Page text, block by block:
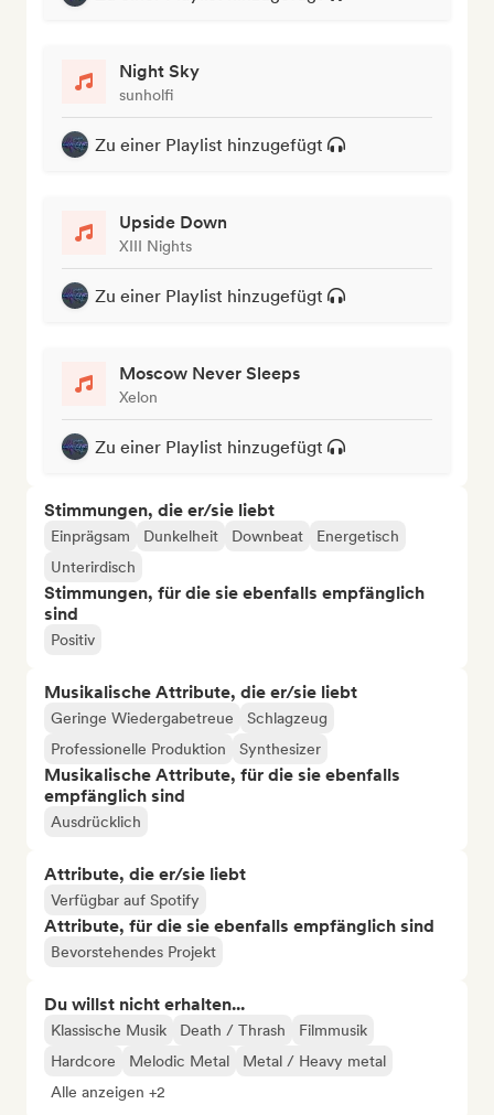
Night Sky
sunholfi
Zu einer Playlist hinzugefügt
Upside Down
XIII Nights
Zu einer Playlist hinzugefügt
Moscow Never Sleeps
Xelon
Zu einer Playlist hinzugefügt
Stimmungen, die er/sie liebt
Einprägsam Dunkelheit Downbeat
Energetisch
Unterirdisch
Stimmungen, für die sie ebenfalls empfänglich
sind
Positiv
Musikalische Attribute, die er/sie liebt
Geringe Wiedergabetreue
Schlagzeug
Professionelle Produktion
Synthesizer
Musikalische Attribute, für die sie ebenfalls
empfänglich sind
Ausdrücklich
Attribute, die er/sie liebt
Verfügbar auf Spotify
Attribute, für die sie ebenfalls empfänglich sind
Bevorstehendes Projekt
Du willst nicht erhalten...
Klassische Musik Death / Thrash
Filmmusik
Hardcore
Melodic Metal
Metal / Heavy metal
Alle anzeigen +2